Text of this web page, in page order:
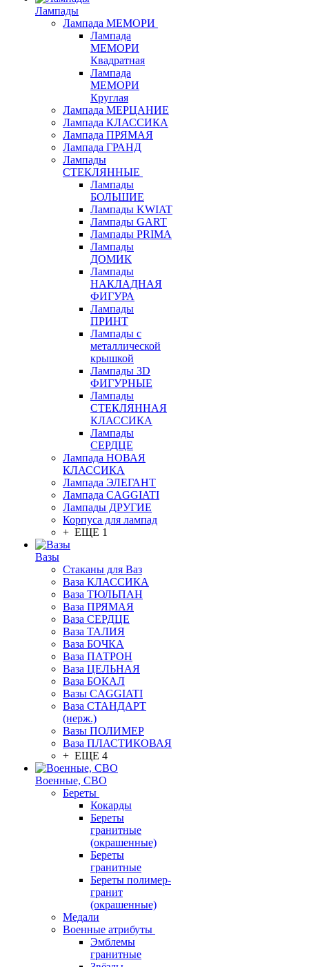
Лампады
Лампада МЕМОРИ
Лампада
МЕМОРИ
Квадратная
Лампада
МЕМОРИ
Круглая
Лампада МЕРЦАНИЕ
Лампада КЛАССИКА
Лампада ПРЯМАЯ
Лампада ГРАНД
Лампады
СТЕКЛЯННЫЕ
Лампады
БОЛЬШИЕ
Лампады KWIAT
Лампады GART
Лампады PRIMA
Лампады
ДОМИК
Лампады
НАКЛАДНАЯ
ФИГУРА
Лампады
ПРИНТ
Лампады с
металлической
крышкой
Лампады 3D
ФИГУРНЫЕ
Лампады
СТЕКЛЯННАЯ
КЛАССИКА
Лампады
СЕРДЦЕ
Лампада НОВАЯ
КЛАССИКА
Лампада ЭЛЕГАНТ
Лампада CAGGIATI
Лампады ДРУГИЕ
Корпуса для лампад
+ ЕЩЕ 1
Вазы
Стаканы для Ваз
Ваза КЛАССИКА
Ваза ТЮЛЬПАН
Ваза ПРЯМАЯ
Ваза СЕРДЦЕ
Ваза ТАЛИЯ
Ваза БОЧКА
Ваза ПАТРОН
Ваза ЦЕЛЬНАЯ
Ваза БОКАЛ
Вазы CAGGIATI
Ваза СТАНДАРТ
(нерж.)
Вазы ПОЛИМЕР
Ваза ПЛАСТИКОВАЯ
+ ЕЩЕ 4
Военные, СВО
Береты
Кокарды
Береты
гранитные
(окрашенные)
Береты
гранитные
Береты полимер-
гранит
(окрашенные)
Медали
Военные атрибуты
Эмблемы
гранитные